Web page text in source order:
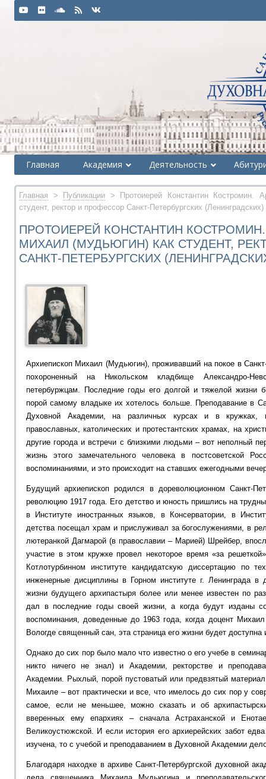
Главная Академия Деятельность
Главная > Публикации > Протоиерей Константин Костромин.
студент, ректор и профессор Санкт-Петербургских
ПРОТОИЕРЕЙ КОНСТАНТИН
МИХАИЛ (МУДЬЮГИН) КАК СТУДЕНТ,
САНКТ-ПЕТЕРБУРГСКИХ
Архиепископ Михаил (Мудьюгин), проживавший на покое в
похороненный на Никольском кладбище Александро-
петербуржцам. Последние годы его долгой и тяжелой жизни
порой самому владыке их хотелось больше. Преподавание в
Духовной Академии, на различных курсах и в кружках,
православных, католических и протестантских храмах, на
другие города и встречи с близкими людьми – вот неполный
жизнь этого замечательного человека в постсоветской
воспоминаниями, и это происходит на ставших ежегодными
Будущий архиепископ родился в дореволюционном Санкт-
революцию 1917 года. Его детство и юность пришлись на
в Институте иностранных языков, в Консерватории, в
детства посещал храм и прислуживал за богослужениями, в
лютеранкой Дагмарой (в православии – Марией) Шрейбер,
участие в этом кружке провел некоторое время «за
Котлотурбинном институте кандидатскую диссертацию по
инженерные дисциплины в Горном институте г. Ленинграда в
жизни будущего архипастыря более или менее известен по
дал в последние годы своей жизни, а когда будут изданы
воспоминания, доведенные до 1963 года, когда доцент
Вологде священный сан, эта страница его жизни будет
Однако до сих пор было мало что известно о его учебе в
никто ничего не знал) и Академии, ректорстве и
Академии. Рыхлый, порой пустоватый или предвзятый
Михаиле – вот практически и все, что имелось до сих пор у
самое, если не меньшее, можно сказать и об
вверенных ему епархиях – сначала Астраханской и
Великоустюжской. И если история его архиерейских забот
изучена, то с учебой и преподаванием в Духовной Академии
Благодаря находке в архиве Санкт-Петербургской духовной